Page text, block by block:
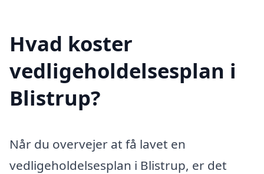
Hvad koster
vedligeholdelsesplan i
Blistrup?
Når du overvejer at få lavet en
vedligeholdelsesplan i Blistrup, er det